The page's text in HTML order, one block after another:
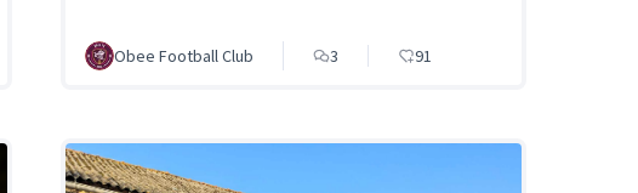
Obee Football Club 3 91